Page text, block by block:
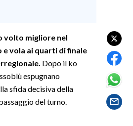
volto migliore nel
vola ai quarti di finale
Dopo il ko
espugnano
sfida decisiva della
del turno.